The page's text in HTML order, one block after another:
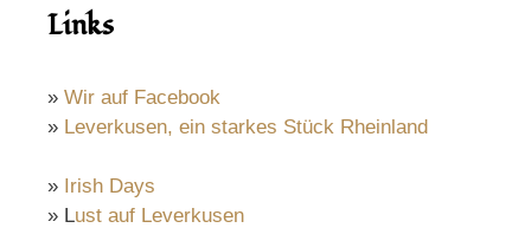
Links
» Wir auf Facebook
» Leverkusen, ein starkes Stück Rheinland
» Irish Days
» Lust auf Leverkusen